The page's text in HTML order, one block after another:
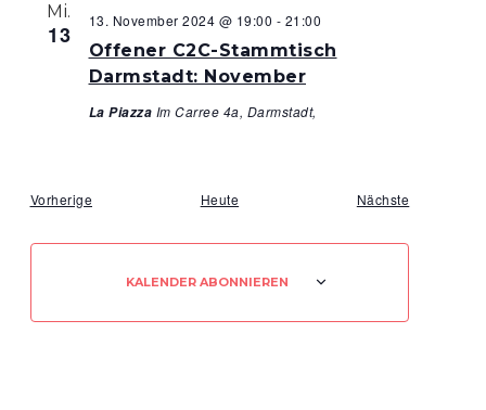
Mi.
13
Offener C2C-Stammtisch
Darmstadt: November
13. November 2024 @ 19:00 - 21:00
La Piazza Im Carree 4a, Darmstadt,
Vorherige Heute Nächste
KALENDER ABONNIEREN